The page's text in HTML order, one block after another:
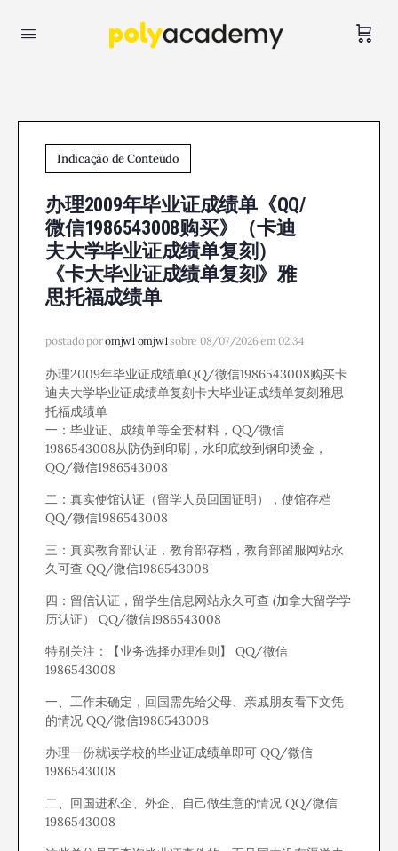
Indicação de Conteúdo
办理2009年毕业证成绩单《QQ/
微信1986543008购买》（卡迪
夫大学毕业证成绩单复刻）
《卡大毕业证成绩单复刻》雅
思托福成绩单
postado poromjw1 omjw1sobre 08/07/2026 em 02:34
办理2009年毕业证成绩单QQ/微信1986543008购买卡
迪夫大学毕业证成绩单复刻卡大毕业证成绩单复刻雅思
托福成绩单
一：毕业证、成绩单等全套材料，QQ/微信
1986543008从防伪到印刷，水印底纹到钢印烫金，
QQ/微信1986543008
二：真实使馆认证（留学人员回国证明），使馆存档
QQ/微信1986543008
三：真实教育部认证，教育部存档，教育部留服网站永
久可查 QQ/微信1986543008
四：留信认证，留学生信息网站永久可查 (加拿大留学学
历认证） QQ/微信1986543008
特别关注：【业务选择办理准则】 QQ/微信
1986543008
一、工作未确定，回国需先给父母、亲戚朋友看下文凭
的情况 QQ/微信1986543008
办理一份就读学校的毕业证成绩单即可 QQ/微信
1986543008
二、回国进私企、外企、自己做生意的情况 QQ/微信
1986543008